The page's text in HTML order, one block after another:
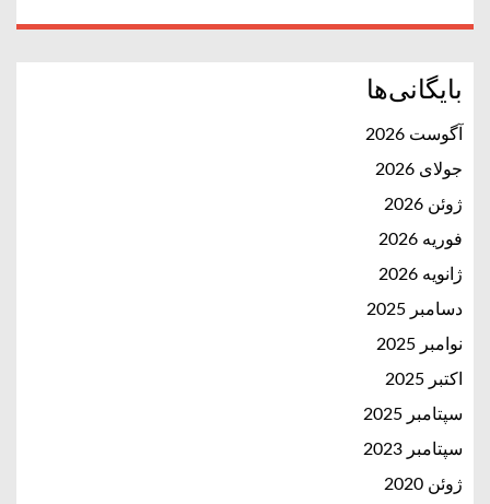
بایگانی‌ها
آگوست 2026
جولای 2026
ژوئن 2026
فوریه 2026
ژانویه 2026
دسامبر 2025
نوامبر 2025
اکتبر 2025
سپتامبر 2025
سپتامبر 2023
ژوئن 2020